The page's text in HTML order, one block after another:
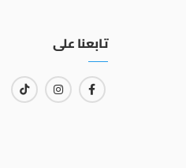
تابعنا على